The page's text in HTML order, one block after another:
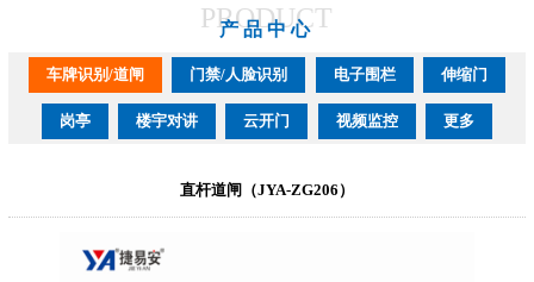
PRODUCT
产品中心
车牌识别/道闸 门禁/人脸识别 电子围栏 伸缩门
岗亭 楼宇对讲 云开门 视频监控 更多
直杆道闸（JYA-ZG206）